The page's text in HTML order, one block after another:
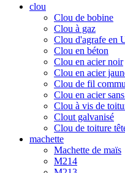
clou
Clou de bobine
Clou à gaz
Clou d'agrafe en
Clou en béton
Clou en acier noir
Clou en acier
Clou de fil
Clou en acier
Clou à vis de
Clout galvanisé
Clou de toiture
machette
Machette de maïs
M214